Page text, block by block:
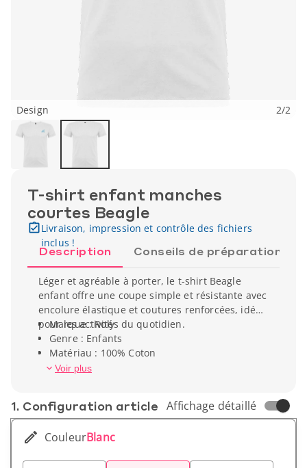
Design 2/2
T-shirt enfant manches
courtes Beagle
Livraison, impression et contrôle des fichiers
inclus !
Description Conseils de préparation
Léger et agréable à porter, le t-shirt Beagle
enfant offre une coupe simple et résistante avec
encolure élastique et coutures renforcées, idéal
pour les activités du quotidien.
Marque : Roly
Genre : Enfants
Matériau : 100% Coton
Type de manche : Manche courte
Voir plus
1. Conf­iguration article Affichage détaillé
CouleurBlanc